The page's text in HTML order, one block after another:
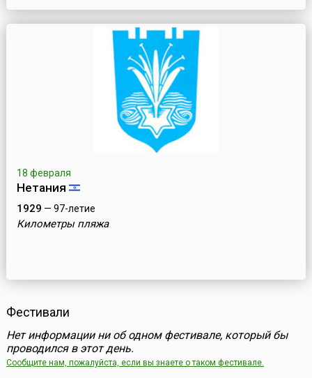
18 февраля
Нетания
1929 — 97-летие
Километры пляжа
Фестивали
Нет информации ни об одном фестивале, который бы
проводился в этот день.
Сообщите нам, пожалуйста, если вы знаете о таком фестивале.